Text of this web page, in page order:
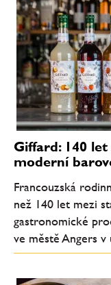
Giffard: 140
moderní
Francouzská
než 140 let mezi
gastronomické
ve městě Angers